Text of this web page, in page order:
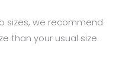
sizes, we recommend
than your usual size.